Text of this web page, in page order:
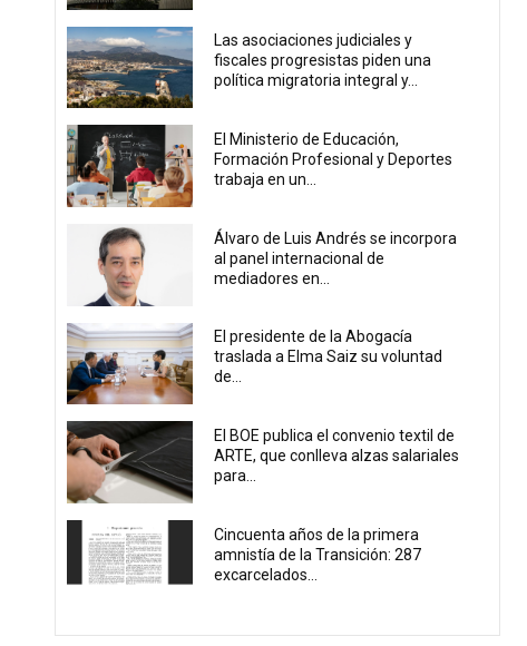
Las asociaciones judiciales y
fiscales progresistas piden una
política migratoria integral y...
El Ministerio de Educación,
Formación Profesional y Deportes
trabaja en un...
Álvaro de Luis Andrés se incorpora
al panel internacional de
mediadores en...
El presidente de la Abogacía
traslada a Elma Saiz su voluntad
de...
El BOE publica el convenio textil de
ARTE, que conlleva alzas salariales
para...
Cincuenta años de la primera
amnistía de la Transición: 287
excarcelados...